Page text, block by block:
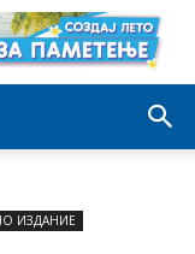
ИЗДАНИЕ